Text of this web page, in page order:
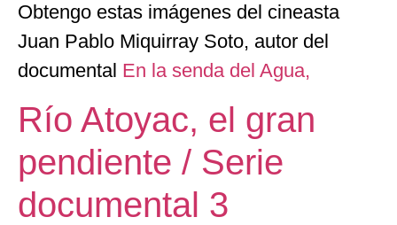
Obtengo estas imágenes del cineasta
Juan Pablo Miquirray Soto, autor del
documental En la senda del Agua,
Río Atoyac, el gran
pendiente / Serie
documental 3